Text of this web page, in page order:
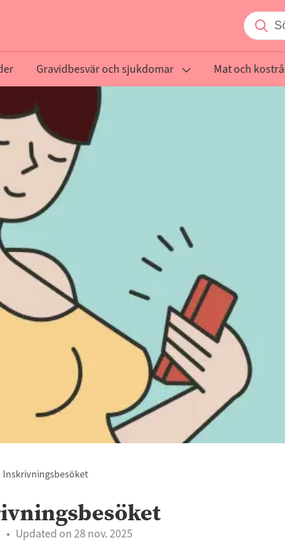
Gravidbesvär och sjukdomar Mat och
Inskrivningsbesöket
Updated on 28 nov. 2025